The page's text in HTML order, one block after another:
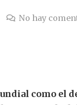
No hay
como el